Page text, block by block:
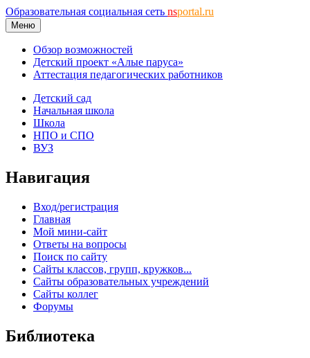
Образовательная социальная сеть nsportal.ru
Меню
Обзор возможностей
Детский проект «Алые паруса»
Аттестация педагогических работников
Детский сад
Начальная школа
Школа
НПО и СПО
ВУЗ
Навигация
Вход/регистрация
Главная
Мой мини-сайт
Ответы на вопросы
Поиск по сайту
Сайты классов, групп, кружков...
Сайты образовательных учреждений
Сайты коллег
Форумы
Библиотека